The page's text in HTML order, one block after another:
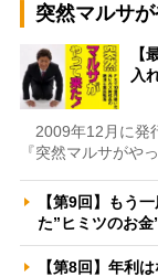
突然マルサが
【
入
2009年12月に発
『突然マルサがや
【第9回】もう
た”ヒミツのお
【第8回】年利